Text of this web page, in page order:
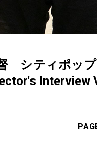
シティポッ
Interview